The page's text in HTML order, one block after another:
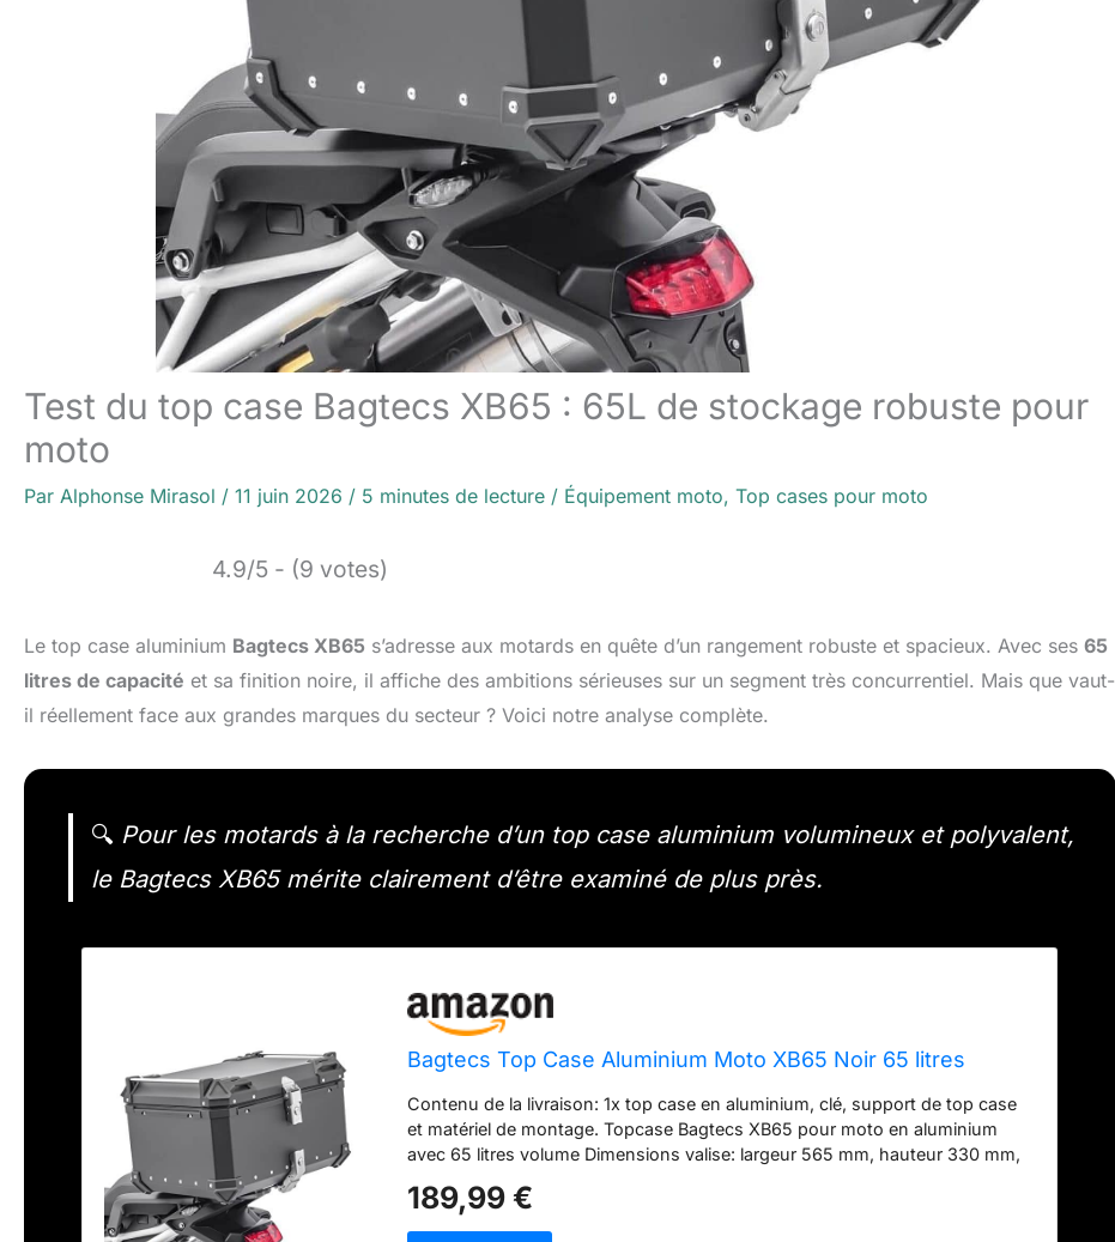
Test du top case Bagtecs XB65 : 65L de stockage robuste pour
moto
Par Alphonse Mirasol / 11 juin 2026 / 5 minutes de lecture / Équipement moto, Top cases pour moto
4.9/5 - (9 votes)
Le top case aluminium Bagtecs XB65 s’adresse aux motards en quête d’un rangement robuste et spacieux. Avec ses 65
litres de capacité et sa finition noire, il affiche des ambitions sérieuses sur un segment très concurrentiel. Mais que vaut-
il réellement face aux grandes marques du secteur ? Voici notre analyse complète.
🔍 Pour les motards à la recherche d’un top case aluminium volumineux et polyvalent,
le Bagtecs XB65 mérite clairement d’être examiné de plus près.
Bagtecs Top Case Aluminium Moto XB65 Noir 65 litres
Contenu de la livraison: 1x top case en aluminium, clé, support de top case
et matériel de montage. Topcase Bagtecs XB65 pour moto en aluminium
avec 65 litres volume Dimensions valise: largeur 565 mm, hauteur 330 mm,
de 2 mm d'épaisseur. Coins biseautés, protégés par des protecteurs en
plastique Top case pour un transport parfait des bagages et un vrai look
189,99 €